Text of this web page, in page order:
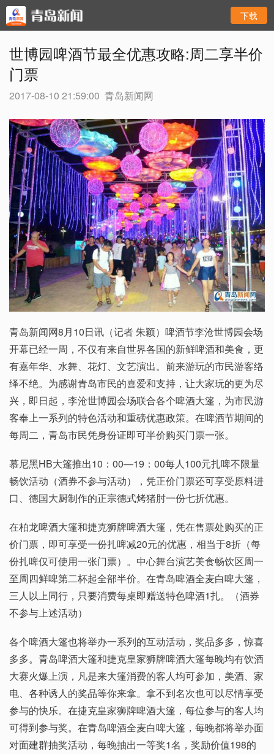
下载
世博园啤酒节最全优惠攻略:周二享半价
门票
2017-08-10 21:59:00 青岛新闻网
青岛新闻网8月10日讯（记者 朱颖）啤酒节李沧世博园会场
开幕已经一周，不仅有来自世界各国的新鲜啤酒和美食，更
有嘉年华、水舞、花灯、文艺演出。前来游玩的市民游客络
绎不绝。为感谢青岛市民的喜爱和支持，让大家玩的更为尽
兴，即日起，李沧世博园会场联合各个啤酒大篷，为市民游
客奉上一系列的特色活动和重磅优惠政策。在啤酒节期间的
每周二，青岛市民凭身份证即可半价购买门票一张。
慕尼黑HB大篷推出10：00—19：00每人100元扎啤不限量
畅饮活动（酒券不参与活动），凭正价门票还可享受原料进
口、德国大厨制作的正宗德式烤猪肘一份七折优惠。
在柏龙啤酒大篷和捷克狮牌啤酒大篷，凭在售票处购买的正
价门票，即可享受一份扎啤减20元的优惠，相当于8折（每
份扎啤仅可使用一张门票）。中心舞台演艺美食畅饮区周一
至周四鲜啤第二杯起全部半价。在青岛啤酒全麦白啤大篷，
三人以上同行，只要消费每桌即赠送特色啤酒1扎。（酒券
不参与上述活动）
各个啤酒大篷也将举办一系列的互动活动，奖品多多，惊喜
多多。青岛啤酒大篷和捷克皇家狮牌啤酒大篷每晚均有饮酒
大赛火爆上演，凡是来大篷消费的客人均可参加，美酒、家
电、各种诱人的奖品等你来拿。拿不到名次也可以尽情享受
参与的快乐。在捷克皇家狮牌啤酒大篷，每位参与的客人均
可得到参与奖。在青岛啤酒全麦白啤大篷，每晚都将举办面
对面建群抽奖活动，每晚抽出一等奖1名，奖励价值198的